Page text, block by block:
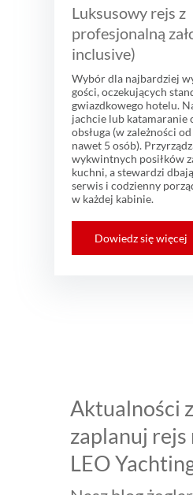
Luksusowy rejs z
profesjonalną
inclusive)
Wybór dla najbardziej
gości, oczekujących
gwiazdkowego hotelu.
jachcie lub katamaranie
obsługa (w zależności
nawet 5 osób).
wykwintnych posiłków
kuchni, a stewardzi
serwis i codzienny
w każdej kabinie.
Dowiedz się więcej
Aktualności
zaplanuj rejs
LEO